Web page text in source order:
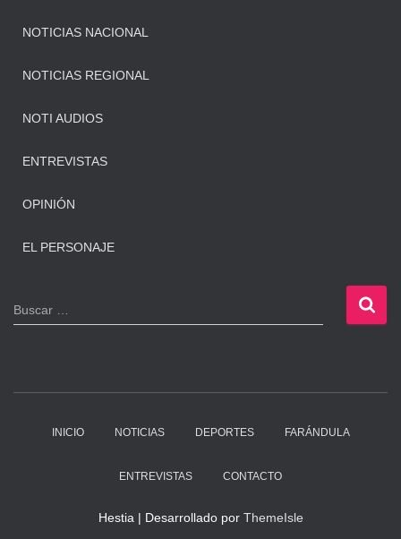
NOTICIAS NACIONAL
NOTICIAS REGIONAL
NOTI AUDIOS
ENTREVISTAS
OPINIÓN
EL PERSONAJE
B
u
Buscar …
INICIO NOTICIAS DEPORTES FARÁNDULA
ENTREVISTAS CONTACTO
Hestia | Desarrollado por ThemeIsle